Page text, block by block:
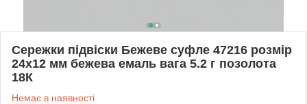
Сережки підвіски Бежеве суфле 47216 розмір
24х12 мм бежева емаль вага 5.2 г позолота
18К
Немає в наявності